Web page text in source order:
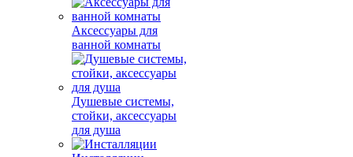
Аксессуары для
ванной комнаты
Душевые системы,
стойки, аксессуары
для душа